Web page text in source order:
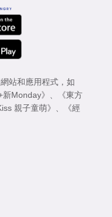
站和應用程式，如
新Monday》 、
《東方
親子童萌》 、
《經